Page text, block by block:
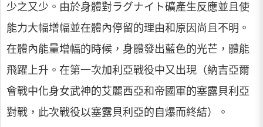
少之又少。由於身體對ラグナイト礦產生反應並且使
能力大幅增幅並在體內停留的理由和原因尚且不明。
在體內能量增幅的時候，身體發出藍色的光芒，體能
飛躍上升。在第一次加利亞戰役中又出現（納吉亞爾
會戰中化身女武神的艾麗西亞和帝國軍的塞露貝利亞
對戰，此次戰役以塞露貝利亞的自爆而終結）。